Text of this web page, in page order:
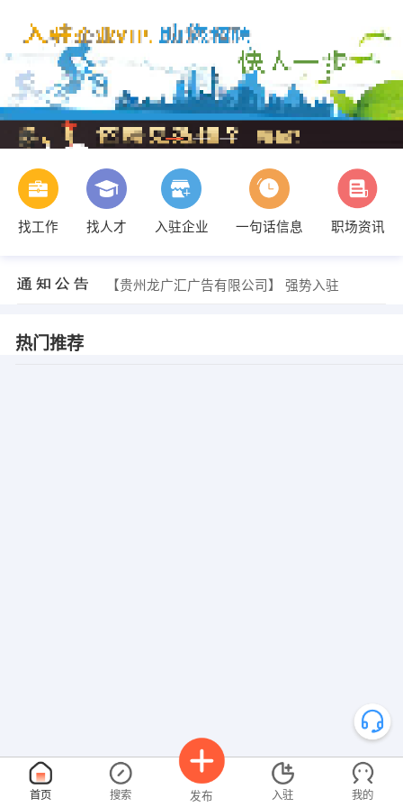
找工作 找人才 入驻企业 一句话信息
职场资讯
【贵州龙广汇广告有限公司】 强势入驻
热门推荐
首页 搜索 发布 入驻 我的